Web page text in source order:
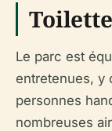
Le parc est
entretenues, y
personnes
nombreuses